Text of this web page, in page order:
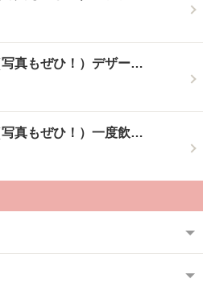
写真もぜひ！）デザー…
写真もぜひ！）一度飲…